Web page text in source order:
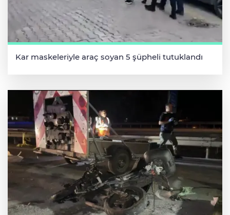
Kar maskeleriyle araç soyan 5 şüpheli tutuklandı